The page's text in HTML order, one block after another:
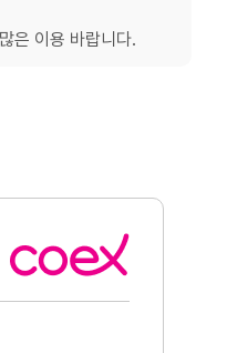
은 이용 바랍니다.